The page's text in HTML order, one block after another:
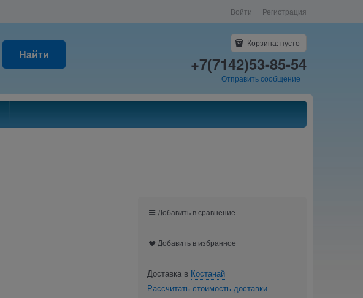
Войти Регистрация
Найти
Корзина: пусто
+7(7142)53-85-54
Отправить сообщение
Добавить в сравнение
Добавить в избранное
Доставка в Костанай
Рассчитать стоимость доставки